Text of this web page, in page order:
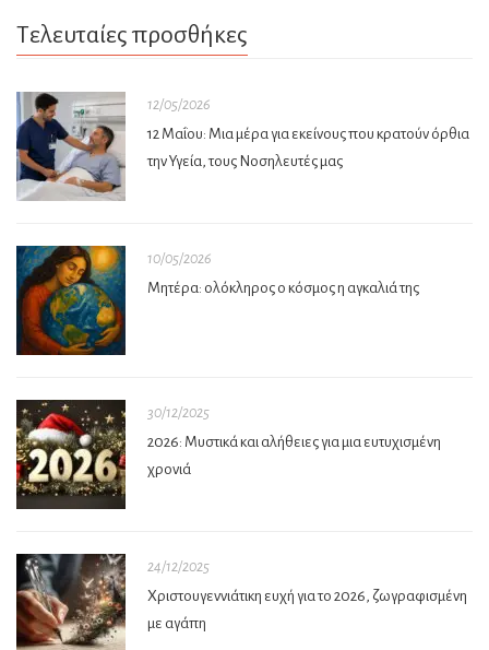
Τελευταίες προσθήκες
12/05/2026
12 Μαΐου: Μια μέρα για εκείνους που κρατούν όρθια
την Υγεία, τους Νοσηλευτές μας
10/05/2026
Μητέρα: ολόκληρος ο κόσμος η αγκαλιά της
30/12/2025
2026: Μυστικά και αλήθειες για μια ευτυχισμένη
χρονιά
24/12/2025
Χριστουγεννιάτικη ευχή για το 2026, ζωγραφισμένη
με αγάπη